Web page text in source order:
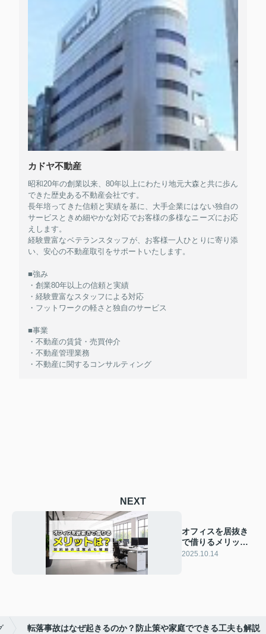
カドヤ不動産
昭和20年の創業以来、80年以上にわたり地元大森と共に歩ん
できた歴史ある不動産会社です。
長年培ってきた信頼と実績を基に、大手企業にはない独自の
サービスときめ細やかな対応でお客様の多様なニーズにお応
えします。
経験豊富なベテランスタッフが、お客様一人ひとりに寄り添
い、安心の不動産取引をサポートいたします。
■強み
・創業80年以上の信頼と実績
・経験豊富なスタッフによる対応
・フットワークの軽さと独自のサービス
■事業
・不動産の賃貸・売買仲介
・不動産管理業務
・不動産に関するコンサルティング
NEXT
オフィスを居抜き
で借りるメリット
は？契約時の注意
2025.10.14
転落事故はなぜ起きるのか？防止策や家庭でできる工夫も解説